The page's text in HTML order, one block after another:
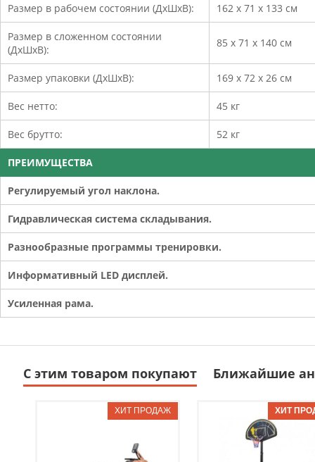
Размер в рабочем состоянии (ДхШхВ): 162 х 71 х 133 см
Размер в сложенном состоянии
(ДхШхВ):
85 х 71 х 140 см
Размер упаковки (ДхШхВ): 169 х 72 х 26 см
Вес нетто: 45 кг
Вес брутто: 52 кг
ПРЕИМУЩЕСТВА
Регулируемый угол наклона.
Гидравлическая система складывания.
Разнообразные программы тренировки.
Информативный LED дисплей.
Усиленная рама.
С этим товаром покупают Ближайшие